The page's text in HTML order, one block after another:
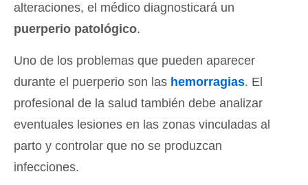
alteraciones, el médico diagnosticará un
puerperio patológico.
Uno de los problemas que pueden aparecer
durante el puerperio son las hemorragias. El
profesional de la salud también debe analizar
eventuales lesiones en las zonas vinculadas al
parto y controlar que no se produzcan
infecciones.